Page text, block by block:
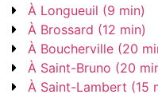
À Longueuil (9 min)
À Brossard (12 min)
À Boucherville (20
À Saint-Bruno (20
À Saint-Lambert (15